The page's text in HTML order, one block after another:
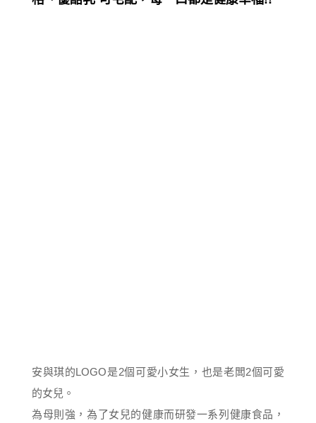
安與琪的LOGO是2個可愛小女生，也是老闆2個可愛
的女兒。
為母則強，為了女兒的健康而研發一系列健康食品，